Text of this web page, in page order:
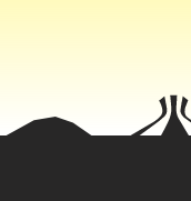
mas 311 morreram,
celibato para os padres